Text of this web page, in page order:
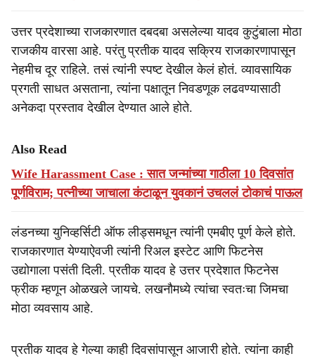
उत्तर प्रदेशाच्या राजकारणात दबदबा असलेल्या यादव कुटुंबाला मोठा
राजकीय वारसा आहे. परंतु प्रतीक यादव सक्रिय राजकारणापासून
नेहमीच दूर राहिले. तसं त्यांनी स्पष्ट देखील केलं होतं. व्यावसायिक
प्रगती साधत असताना, त्यांना पक्षातून निवडणूक लढवण्यासाठी
अनेकदा प्रस्ताव देखील देण्यात आले होते.
Also Read
Wife Harassment Case : सात जन्मांच्या गाठीला 10 दिवसांत
पूर्णविराम; पत्नीच्या जाचाला कंटाळून युवकानं उचललं टोकाचं पाऊल
लंडनच्या युनिव्हर्सिटी ऑफ लीड्समधून त्यांनी एमबीए पूर्ण केले होते.
राजकारणात येण्याऐवजी त्यांनी रिअल इस्टेट आणि फिटनेस
उद्योगाला पसंती दिली. प्रतीक यादव हे उत्तर प्रदेशात फिटनेस
फ्रीक म्हणून ओळखले जायचे. लखनौमध्ये त्यांचा स्वतःचा जिमचा
मोठा व्यवसाय आहे.
प्रतीक यादव हे गेल्या काही दिवसांपासून आजारी होते. त्यांना काही